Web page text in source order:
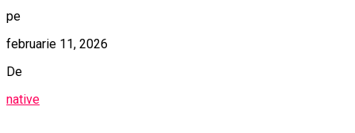
pe
februarie 11, 2026
De
native